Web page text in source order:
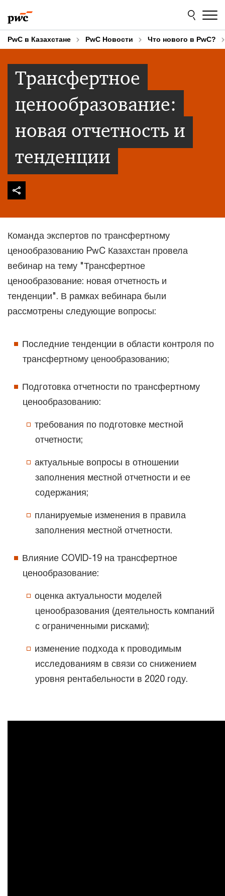
to
content
to
footer
PwC в Казахстане PwC Новости Что нового в PwC?
Трансфертное
ценообразование:
новая отчетность и
тенденции
Команда экспертов по трансфертному
ценообразованию PwC Казахстан провела
вебинар на тему "Трансфертное
ценообразование: новая отчетность и
тенденции". В рамках вебинара были
рассмотрены следующие вопросы:
Последние тенденции в области контроля по
трансфертному ценообразованию;
Подготовка отчетности по трансфертному
ценообразованию:
требования по подготовке местной
отчетности;
актуальные вопросы в отношении
заполнения местной отчетности и ее
содержания;
планируемые изменения в правила
заполнения местной отчетности.
Влияние COVID-19 на трансфертное
ценообразование:
оценка актуальности моделей
ценообразования (деятельность компаний
с ограниченными рисками);
изменение подхода к проводимым
исследованиям в связи со снижением
уровня рентабельности в 2020 году.